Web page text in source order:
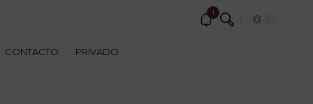
1
CONTACTO PRIVADO